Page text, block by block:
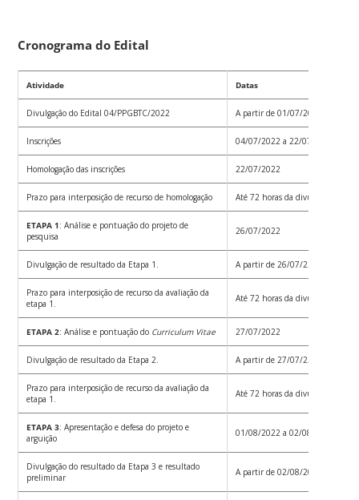
Cronograma do Edital
Atividade Datas
Divulgação do Edital 04/PPGBTC/2022 A partir de 01/07/2022
Inscrições 04/07/2022 a 22/07/2022
Homologação das inscrições 22/07/2022
Prazo para interposição de recurso de homologação Até 72 horas da divulgação da
ETAPA 1: Análise e pontuação do projeto de
pesquisa
26/07/2022
Divulgação de resultado da Etapa 1. A partir de 26/07/22
Prazo para interposição de recurso da avaliação da
etapa 1.
Até 72 horas da divulgação da
ETAPA 2: Análise e pontuação do Curriculum Vitae 27/07/2022
Divulgação de resultado da Etapa 2. A partir de 27/07/22
Prazo para interposição de recurso da avaliação da
etapa 1.
Até 72 horas da divulgação da
ETAPA 3: Apresentação e defesa do projeto e
arguição
01/08/2022 a 02/08/2022
Divulgação do resultado da Etapa 3 e resultado
preliminar
A partir de 02/08/2022